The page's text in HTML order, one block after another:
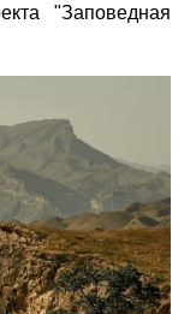
"Заповедная
50.jpg